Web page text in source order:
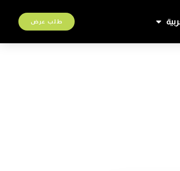
طلب عرض